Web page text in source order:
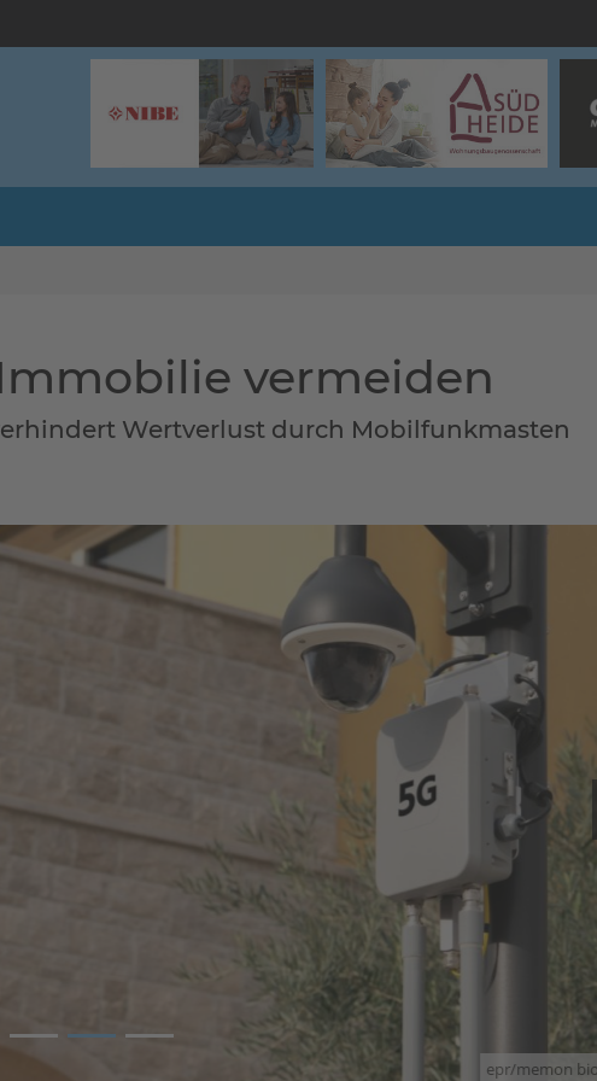
vermeiden
Wertverlust durch Mobilfunkmasten
epr/memon bionic
3